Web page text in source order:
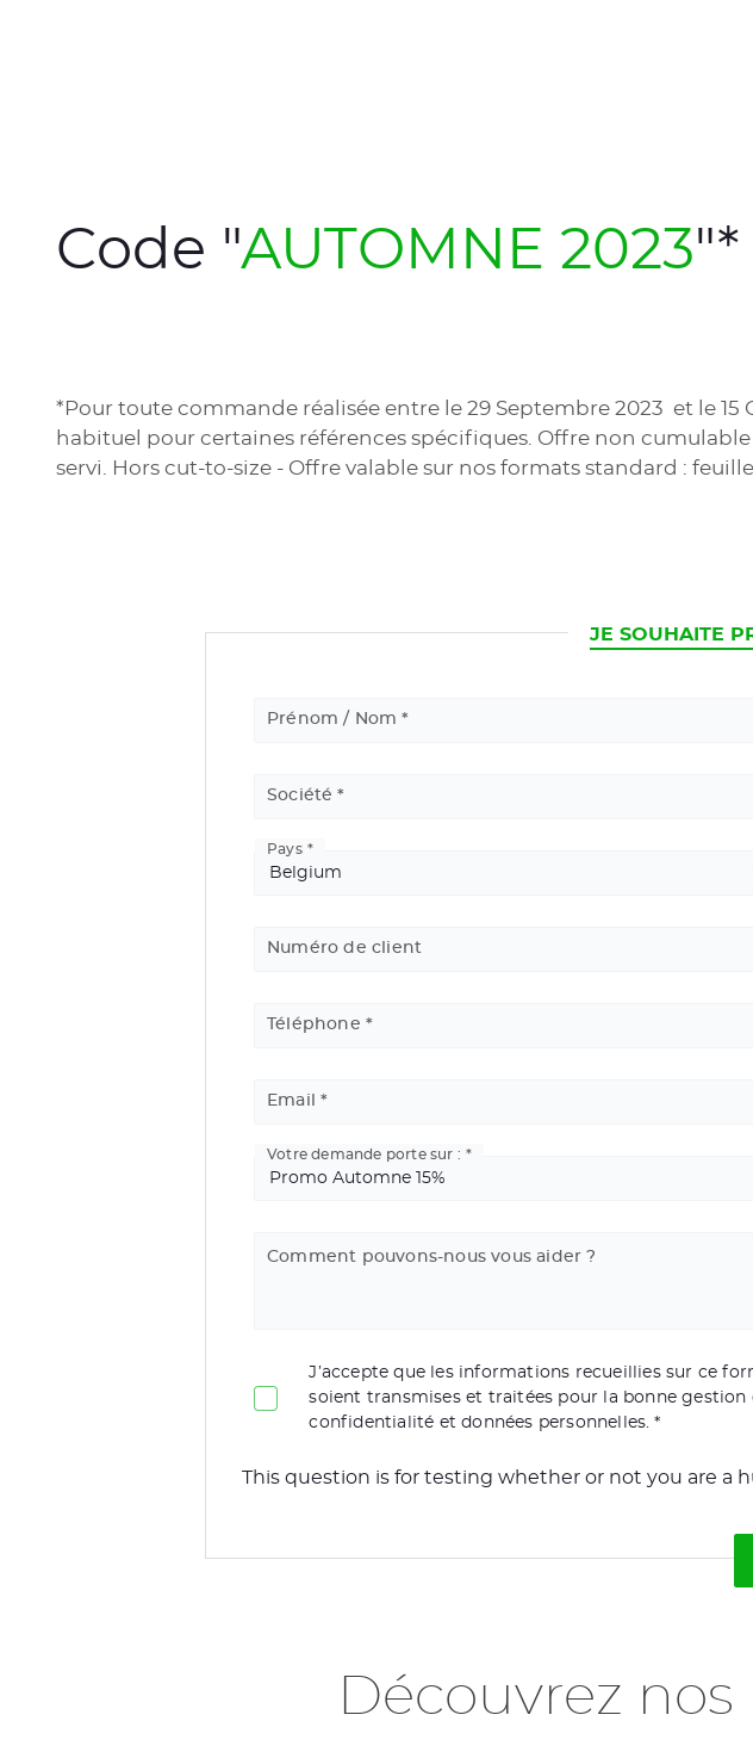
Code "AUTOMNE 2023"*
*Pour toute commande réalisée entre le 29 Septembre 2023 et le
habituel pour certaines références spécifiques. Offre non
servi. Hors cut-to-size - Offre valable sur nos formats standard :
CURRENT
JE SOUHAITE
Prénom / Nom
Société
Basic
Address
Pays
Numéro de client
Téléphone
Email
Votre demande porte sur :
Comment pouvons-nous vous aider ?
J’accepte que les informations recueillies sur ce
soient transmises et traitées pour la bonne
confidentialité et données personnelles.
This question is for testing whether or not you are a
Découvrez